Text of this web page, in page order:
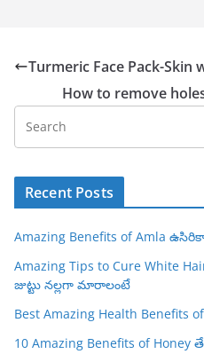
Turmeric Face Pack-Skin
How to remove
Recent Posts
Amazing Benefits of Amla
Amazing Tips to Cure White
జుట్టు నల్లగా మారాలంటే
Best Amazing Health
10 Amazing Benefits of